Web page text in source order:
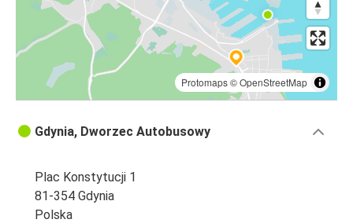
Protomaps©OpenStreetMap
Gdynia, Dworzec Autobusowy
Plac Konstytucji 1
81-354 Gdynia
Polska